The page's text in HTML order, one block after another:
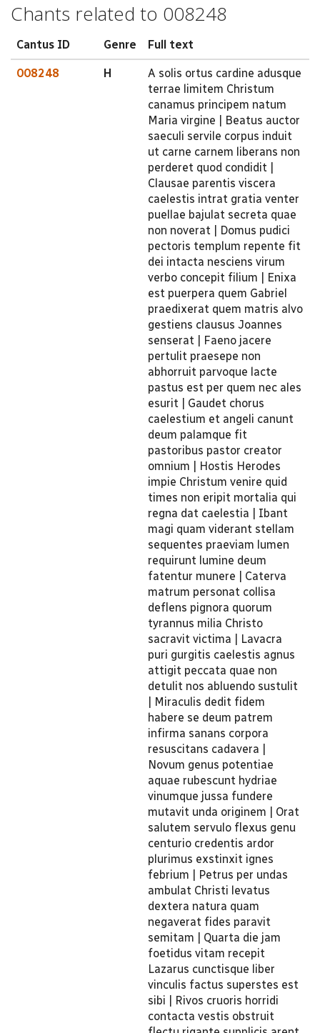
Chants related to 008248
Cantus ID Genre Full text
008248 H
A solis ortus cardine adusque
terrae limitem Christum
canamus principem natum
Maria virgine | Beatus auctor
saeculi servile corpus induit
ut carne carnem liberans non
perderet quod condidit |
Clausae parentis viscera
caelestis intrat gratia venter
puellae bajulat secreta quae
non noverat | Domus pudici
pectoris templum repente fit
dei intacta nesciens virum
verbo concepit filium | Enixa
est puerpera quem Gabriel
praedixerat quem matris alvo
gestiens clausus Joannes
senserat | Faeno jacere
pertulit praesepe non
abhorruit parvoque lacte
pastus est per quem nec ales
esurit | Gaudet chorus
caelestium et angeli canunt
deum palamque fit
pastoribus pastor creator
omnium | Hostis Herodes
impie Christum venire quid
times non eripit mortalia qui
regna dat caelestia | Ibant
magi quam viderant stellam
sequentes praeviam lumen
requirunt lumine deum
fatentur munere | Caterva
matrum personat collisa
deflens pignora quorum
tyrannus milia Christo
sacravit victima | Lavacra
puri gurgitis caelestis agnus
attigit peccata quae non
detulit nos abluendo sustulit
| Miraculis dedit fidem
habere se deum patrem
infirma sanans corpora
resuscitans cadavera |
Novum genus potentiae
aquae rubescunt hydriae
vinumque jussa fundere
mutavit unda originem | Orat
salutem servulo flexus genu
centurio credentis ardor
plurimus exstinxit ignes
febrium | Petrus per undas
ambulat Christi levatus
dextera natura quam
negaverat fides paravit
semitam | Quarta die jam
foetidus vitam recepit
Lazarus cunctisque liber
vinculis factus superstes est
sibi | Rivos cruoris horridi
contacta vestis obstruit